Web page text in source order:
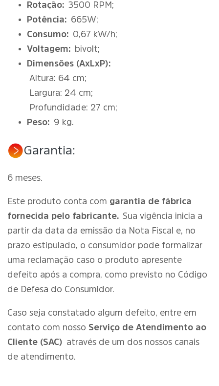
Rotação: 3500 RPM;
Potência: 665W;
Consumo: 0,67 kW/h;
Voltagem:
bivolt;
Dimensões (AxLxP):
Altura: 64 cm;
Largura: 24 cm;
Profundidade: 27 cm;
Peso: 9 kg.
Garantia:
6 meses.
Este produto conta com garantia de fábrica
fornecida pelo fabricante. Sua vigência inicia a
partir da data da emissão da Nota Fiscal e, no
prazo estipulado, o consumidor pode formalizar
uma reclamação caso o produto apresente
defeito após a compra, como previsto no Código
de Defesa do Consumidor.
Caso seja constatado algum defeito, entre em
contato com nosso Serviço de Atendimento ao
Cliente (SAC) através de um dos nossos canais
de atendimento.